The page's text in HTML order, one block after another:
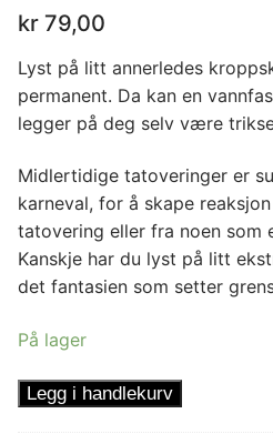
kr 79,00
Lyst på litt annerledes
permanent. Da kan en
legger på deg selv være
Midlertidige tatoveringer er
karneval, for å skape
tatovering eller fra noen som
Kanskje har du lyst på litt
det fantasien som setter
På lager
Tatovering
Legg i handlekurv